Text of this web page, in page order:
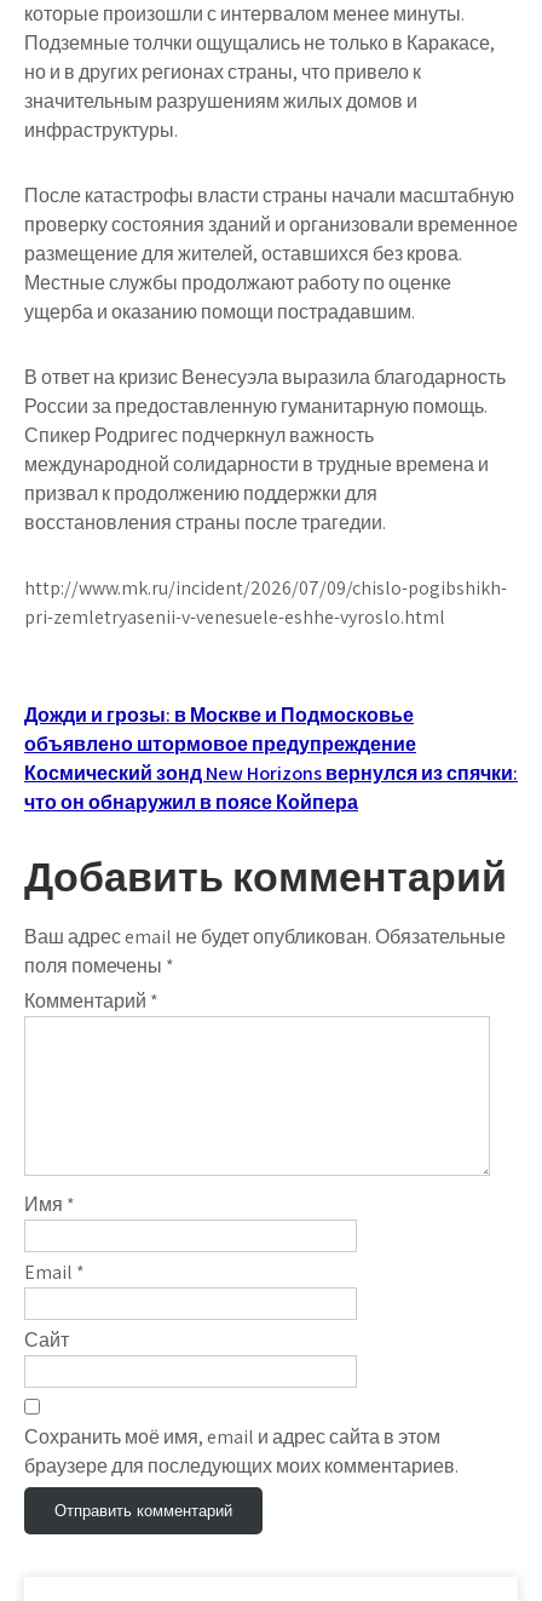
которые произошли с интервалом менее минуты.
Подземные толчки ощущались не только в Каракасе,
но и в других регионах страны, что привело к
значительным разрушениям жилых домов и
инфраструктуры.
После катастрофы власти страны начали масштабную
проверку состояния зданий и организовали временное
размещение для жителей, оставшихся без крова.
Местные службы продолжают работу по оценке
ущерба и оказанию помощи пострадавшим.
В ответ на кризис Венесуэла выразила благодарность
России за предоставленную гуманитарную помощь.
Спикер Родригес подчеркнул важность
международной солидарности в трудные времена и
призвал к продолжению поддержки для
восстановления страны после трагедии.
http://www.mk.ru/incident/2026/07/09/chislo-pogibshikh-
pri-zemletryasenii-v-venesuele-eshhe-vyroslo.html
Навигация
по
записям
Дожди и грозы: в Москве и Подмосковье
объявлено штормовое предупреждение
Космический зонд New Horizons вернулся из спячки:
что он обнаружил в поясе Койпера
Добавить комментарий
Ваш адрес email не будет опубликован.Обязательные
поля помечены *
Комментарий *
Имя *
Email *
Сайт
Сохранить моё имя, email и адрес сайта в этом
браузере для последующих моих комментариев.